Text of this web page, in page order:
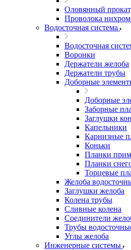
Оловянный
Проволока
Водосточная система
Водосточная
Воронки
Держатели желоба
Держатели трубы
Доборные
Доборные
Заборные
Заглушки
Капельники
Карнизные
Коньки
Планки
Планки
Торцевые
Желоба
Заглушки желоба
Колена трубы
Сливные колена
Соединители
Трубы
Углы желоба
Инженерные системы